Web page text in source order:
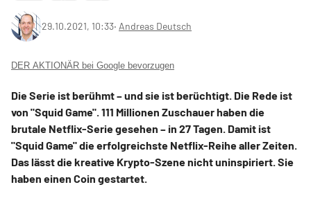
29.10.2021, 10:33‧ Andreas Deutsch
DER AKTIONÄR bei Google bevorzugen
Die Serie ist berühmt – und sie ist berüchtigt. Die Rede ist
von "Squid Game". 111 Millionen Zuschauer haben die
brutale Netflix-Serie gesehen – in 27 Tagen. Damit ist
"Squid Game" die erfolgreichste Netflix-Reihe aller Zeiten.
Das lässt die kreative Krypto-Szene nicht uninspiriert. Sie
haben einen Coin gestartet.